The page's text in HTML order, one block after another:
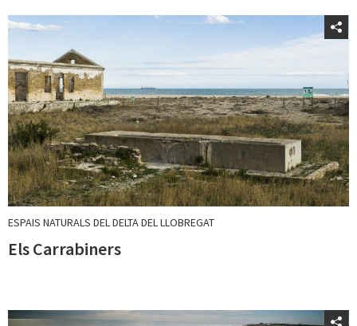
ESPAIS NATURALS DEL DELTA DEL LLOBREGAT
Els Carrabiners